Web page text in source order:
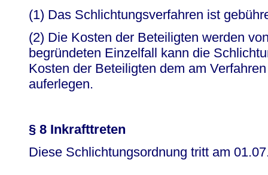
(1) Das Schlichtungsverfahren ist
(2) Die Kosten der Beteiligten werden
begründeten Einzelfall kann die
Kosten der Beteiligten dem am
auferlegen.
§ 8 Inkrafttreten
Diese Schlichtungsordnung tritt am